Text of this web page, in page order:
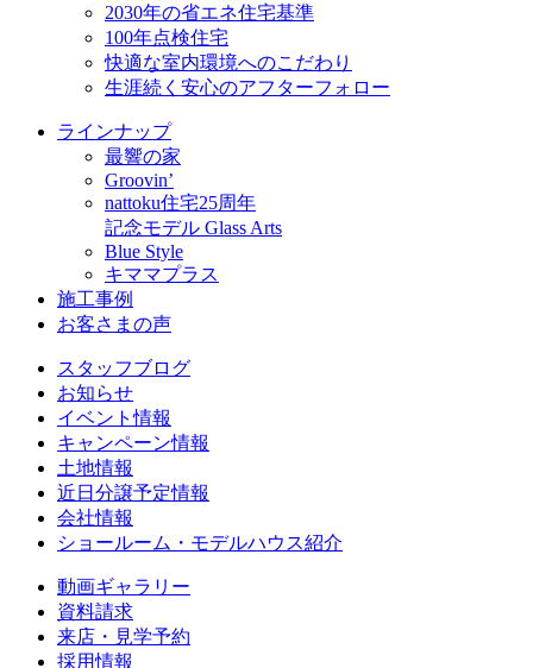
2030年の省エネ住宅基準
100年点検住宅
快適な室内環境へのこだわり
生涯続く安心のアフターフォロー
ラインナップ
最響の家
Groovin’
nattoku住宅25周年
記念モデル Glass Arts
Blue Style
キママプラス
施工事例
お客さまの声
スタッフブログ
お知らせ
イベント情報
キャンペーン情報
土地情報
近日分譲予定情報
会社情報
ショールーム・モデルハウス紹介
動画ギャラリー
資料請求
来店・見学予約
採用情報